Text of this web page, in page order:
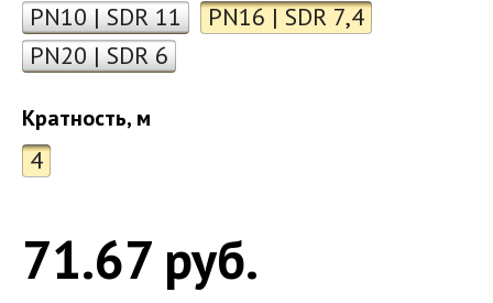
PN10 | SDR 11
PN16 | SDR 7,4
PN20 | SDR 6
Кратность, м
4
71.67 руб.